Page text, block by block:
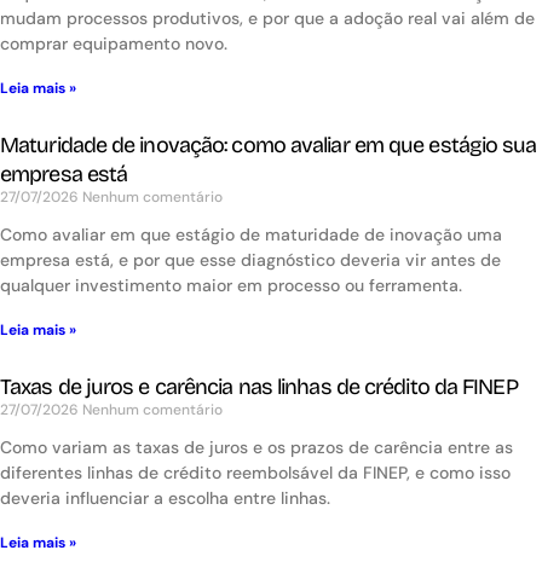
mudam processos produtivos, e por que a adoção real vai além de
comprar equipamento novo.
Leia mais »
Maturidade de inovação: como avaliar em que estágio sua
empresa está
27/07/2026 Nenhum comentário
Como avaliar em que estágio de maturidade de inovação uma
empresa está, e por que esse diagnóstico deveria vir antes de
qualquer investimento maior em processo ou ferramenta.
Leia mais »
Taxas de juros e carência nas linhas de crédito da FINEP
27/07/2026 Nenhum comentário
Como variam as taxas de juros e os prazos de carência entre as
diferentes linhas de crédito reembolsável da FINEP, e como isso
deveria influenciar a escolha entre linhas.
Leia mais »